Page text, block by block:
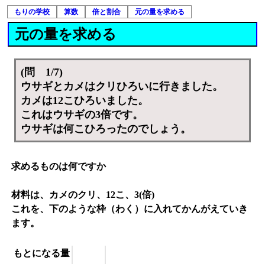
もりの学校 算数 倍と割合 元の量を求める
元の量を求める
(問 1/7)
ウサギとカメはクリひろいに行きました。
カメは12こひろいました。
これはウサギの3倍です。
ウサギは何こひろったのでしょう。
求めるものは何ですか
材料は、カメのクリ、12こ、3(倍)
これを、下のような枠（わく）に入れてかんがえていき
ます。
もとになる量